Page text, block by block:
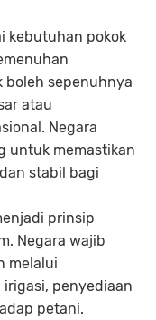
kebutuhan pokok
boleh sepenuhnya
atau
Negara
untuk memastikan
stabil bagi
prinsip
Negara wajib
melalui
penyediaan
petani.